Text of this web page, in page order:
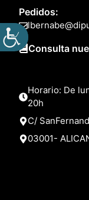
Pedidos:
Consulta
Horario: De
20h
C/
03001-